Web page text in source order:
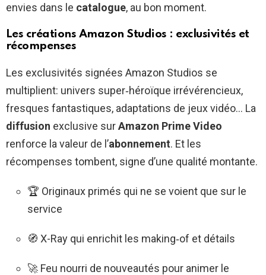
envies dans le catalogue, au bon moment.
Les créations Amazon Studios : exclusivités et
récompenses
Les exclusivités signées Amazon Studios se
multiplient: univers super‑héroïque irrévérencieux,
fresques fantastiques, adaptations de jeux vidéo… La
diffusion exclusive surAmazon Prime Video
renforce la valeur de l’abonnement. Et les
récompenses tombent, signe d’une qualité montante.
🏆 Originaux primés qui ne se voient que sur le
service
🧭 X-Ray qui enrichit les making‑of et détails
🚀 Feu nourri de nouveautés pour animer le